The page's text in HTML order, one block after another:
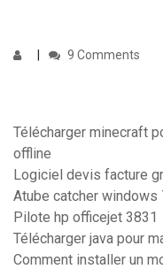
9 Comments
Télécharger minecraft
offline
Logiciel devis facture
Atube catcher
Pilote hp officejet 3831
Télécharger java pour
Comment installer un